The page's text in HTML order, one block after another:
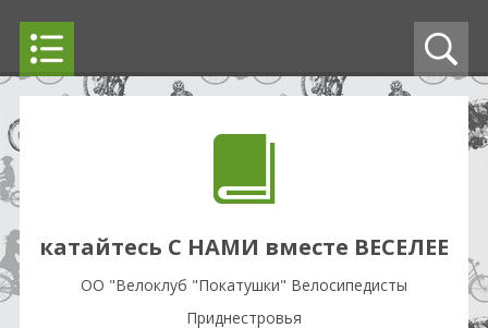
катайтесь С НАМИ вместе ВЕСЕЛЕЕ
OO "Велоклуб "Покатушки" Велосипедисты
Приднестровья